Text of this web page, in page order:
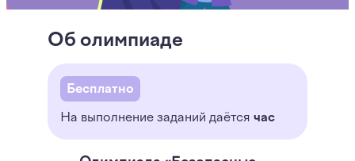
Об олимпиаде
Бесплатно
На выполнение заданий даётся час